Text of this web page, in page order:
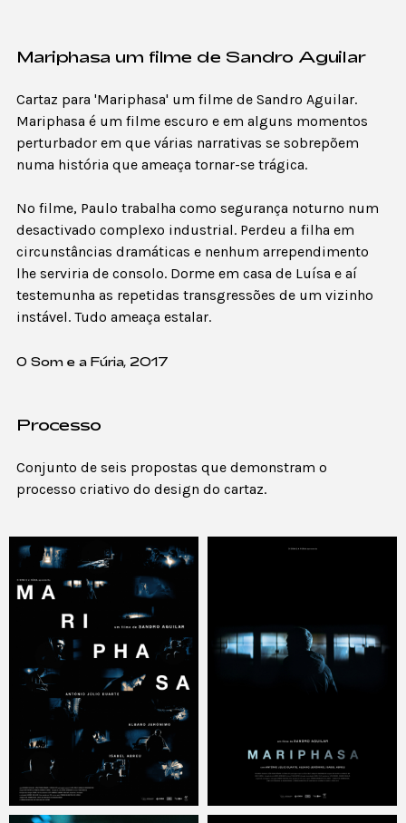
Mariphasa um filme de Sandro Aguilar
Cartaz para 'Mariphasa' um filme de Sandro Aguilar.
Mariphasa é um filme escuro e em alguns momentos
perturbador em que várias narrativas se sobrepõem
numa história que ameaça tornar-se trágica.
No filme, Paulo trabalha como segurança noturno num
desactivado complexo industrial. Perdeu a filha em
circunstâncias dramáticas e nenhum arrependimento
lhe serviria de consolo. Dorme em casa de Luísa e aí
testemunha as repetidas transgressões de um vizinho
instável. Tudo ameaça estalar.
O Som e a Fúria, 2017
Processo
Conjunto de seis propostas que demonstram o
processo criativo do design do cartaz.